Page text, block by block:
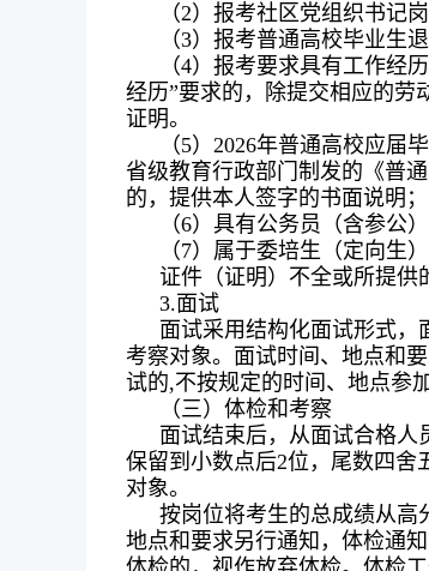
（2）报考社区党组织书记
（3）报考普通高校毕业生
（4）报考要求具有工作经
经历”要求的，除提交相应的劳
证明。
（5）2026年普通高校应
省级教育行政部门制发的《普
的，提供本人签字的书面说明；
（6）具有公务员（含参公
（7）属于委培生（定向生
证件（证明）不全或所提供
3.面试
面试采用结构化面试形式，
考察对象。面试时间、地点和
试的,不按规定的时间、地点参
（三）体检和考察
面试结束后，从面试合格人
保留到小数点后2位，尾数四舍
对象。
按岗位将考生的总成绩从高
地点和要求另行通知，体检通